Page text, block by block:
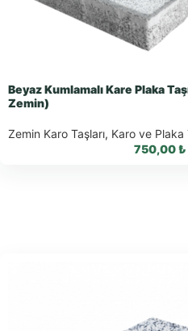
Beyaz Kumlamalı Kare Plaka
Zemin)
Zemin Karo Taşları, Karo ve Plaka
750,00₺